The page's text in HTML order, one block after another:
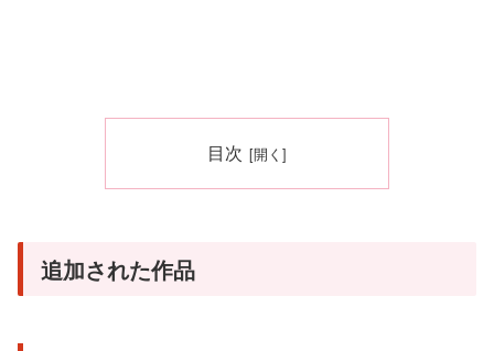
目次
追加された作品